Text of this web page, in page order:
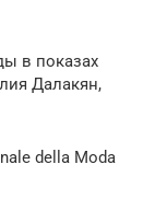
в показах
Далакян,
della Moda